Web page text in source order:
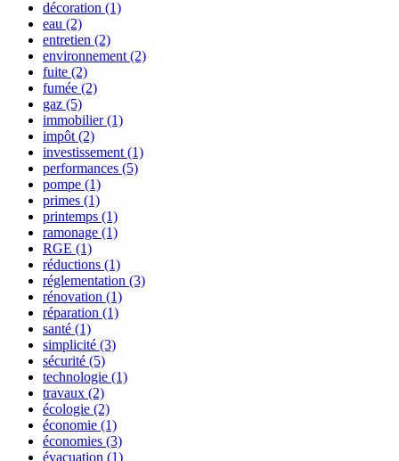
décoration (1)
eau (2)
entretien (2)
environnement (2)
fuite (2)
fumée (2)
gaz (5)
immobilier(1)
impôt (2)
investissement (1)
performances (5)
pompe (1)
primes (1)
printemps (1)
ramonage (1)
RGE (1)
réductions (1)
réglementation (3)
rénovation (1)
réparation (1)
santé (1)
simplicité (3)
sécurité (5)
technologie (1)
travaux (2)
écologie (2)
économie (1)
économies (3)
évacuation (1)